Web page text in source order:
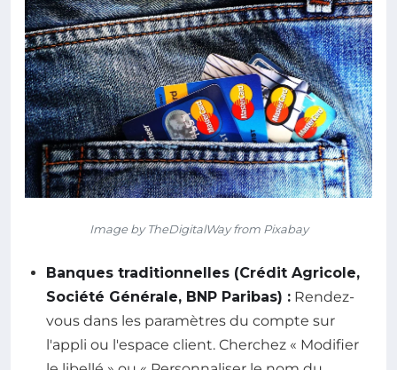
Image by TheDigitalWay from Pixabay
Banques traditionnelles (Crédit Agricole,
Société Générale, BNP Paribas) : Rendez-
vous dans les paramètres du compte sur
l'appli ou l'espace client. Cherchez « Modifier